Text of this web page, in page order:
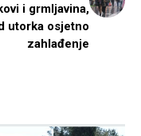
i grmljavina,
utorka osjetno
zahlađenje